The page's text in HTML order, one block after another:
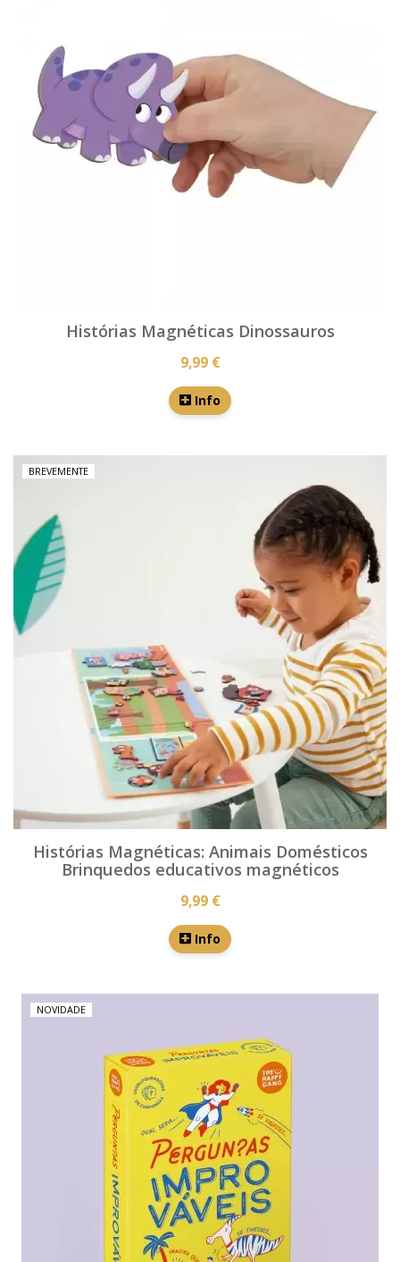
Histórias Magnéticas Dinossauros
9,99 €
Info
BREVEMENTE
Histórias Magnéticas: Animais Domésticos
Brinquedos educativos magnéticos
9,99 €
Info
NOVIDADE